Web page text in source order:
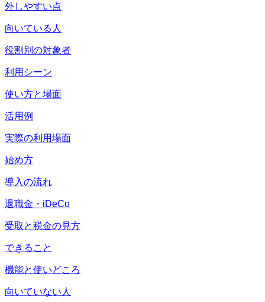
外しやすい点
向いている人
役割別の対象者
利用シーン
使い方と場面
活用例
実際の利用場面
始め方
導入の流れ
退職金・iDeCo
受取と税金の見方
できること
機能と使いどころ
向いていない人